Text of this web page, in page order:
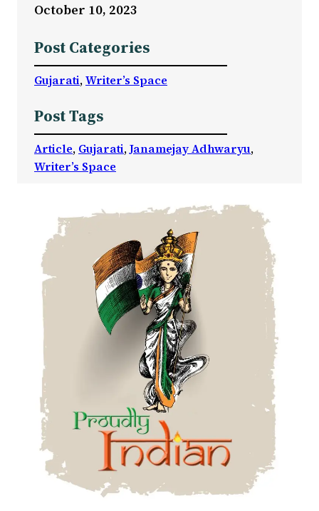
October 10, 2023
Post Categories
Gujarati, Writer’s Space
Post Tags
Article, Gujarati, Janamejay Adhwaryu
Writer’s Space